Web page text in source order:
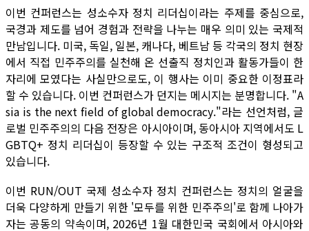
이번 컨퍼런스는 성소수자 정치 리더십이라는 주제를 중심으로,
국경과 제도를 넘어 경험과 전략을 나누는 매우 의미 있는 국제적
만남입니다. 미국, 독일, 일본, 캐나다, 베트남 등 각국의 정치 현장
에서 직접 민주주의를 실천해 온 선출직 정치인과 활동가들이 한
자리에 모였다는 사실만으로도, 이 행사는 이미 중요한 이정표라
할 수 있습니다. 이번 컨퍼런스가 던지는 메시지는 분명합니다. "A
sia is the next field of global democracy."라는 선언처럼, 글
로벌 민주주의의 다음 전장은 아시아이며, 동아시아 지역에서도 L
GBTQ+ 정치 리더십이 등장할 수 있는 구조적 조건이 형성되고
있습니다.
이번 RUN/OUT 국제 성소수자 정치 컨퍼런스는 정치의 얼굴을
더욱 다양하게 만들기 위한 '모두를 위한 민주주의'로 함께 나아가
자는 공동의 약속이며, 2026년 1월 대한민국 국회에서 아시아와